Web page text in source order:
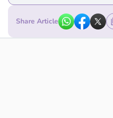
Share Article